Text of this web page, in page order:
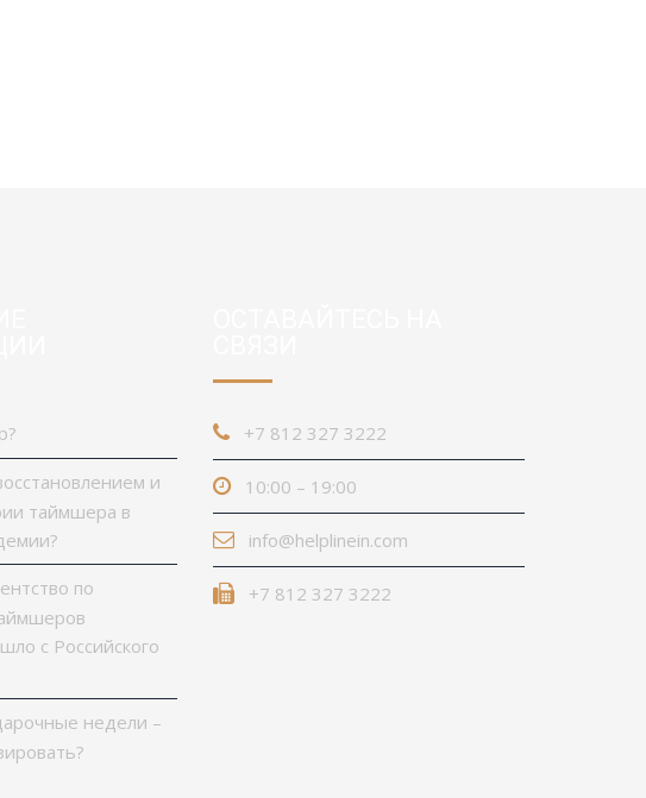
и
таймшера в
по
с Российского
недели –
+7 812 327 3222
10:00 – 19:00
info@helplinein.com
+7 812 327 3222